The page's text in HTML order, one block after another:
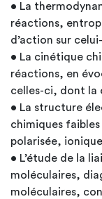
• La
réactions,
d’action sur
• La cinétique
réactions, en
celles-ci, dont la
• La structure
chimiques
polarisée,
• L’étude de la
moléculaires,
moléculaires,